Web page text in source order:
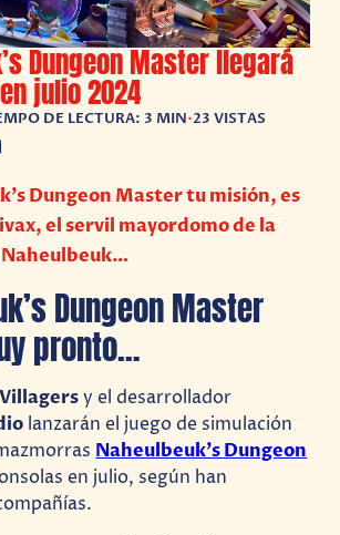
Dungeon Master llegará
julio 2024
DE LECTURA: 3 MIN•23 VISTAS
Dungeon Master tu misión, es
el servil mayordomo de la
Dungeon Master
pronto…
y el desarrollador
lanzarán el juego de simulación
Naheulbeuk’s Dungeon
en julio, según han